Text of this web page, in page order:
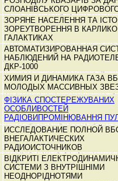
СЛОАНІВСЬКОГО
ЗОРЯНЕ НАСЕЛЕННЯ ТА
ЗОРЕУТВОРЕННЯ В
ГАЛАКТИКАХ
АВТОМАТИЗИРОВАННАЯ
НАБЛЮДЕНИЙ НА
ДКР-1000
ХИМИЯ И ДИНАМИКА ГАЗА
МОЛОДЫХ МАССИВНЫХ
ФІЗИКА СПОСТЕРЕЖУВАНИХ
ОСОБЛИВОСТЕЙ
РАДІОВИПРОМІНЮВАННЯ
ИССЛЕДОВАНИЕ ПОЛНОЙ
ВНЕГАЛАКТИЧЕСКИХ
РАДИОИСТОЧНИКОВ
ВІДКРИТІ
СИСТЕМИ З ВНУТРІШНІМИ
НЕОДНОРІДНОТЯМИ